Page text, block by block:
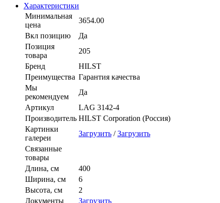
Характеристики
Минимальная
цена
3654.00
Вкл позицию
Да
Позиция
товара
205
Бренд
HILST
Преимущества Гарантия качества
Мы
рекомендуем
Да
Артикул
LAG 3142-4
Производитель HILST Corporation (Россия)
Картинки
галереи
Загрузить /Загрузить
Связанные
товары
Длина, см
400
Ширина, см
6
Высота, см
2
Документы
Загрузить